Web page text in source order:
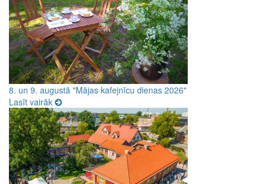
8. un 9. augustā "Mājas kafejnīcu dienas 2026"
Lasīt vairāk